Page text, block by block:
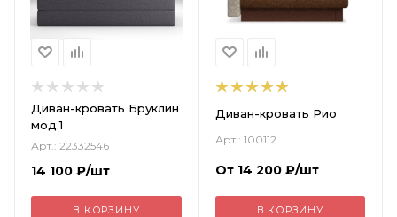
Диван-кровать Бруклин
мод.1
Арт.: 22332546
14 100 ₽/шт
В КОРЗИНУ
Диван-кровать Рио
Арт.: 100112
От 14 200₽/шт
В КОРЗИНУ